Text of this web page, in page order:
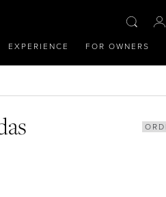
EXPERIENCE FOR OWNERS